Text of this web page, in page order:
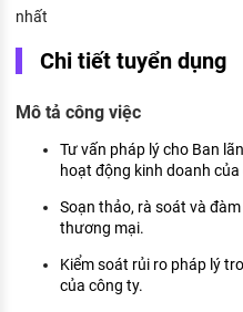
KHÁM PHÁ NGHỀ NGHIỆP
Kỹ năng nghề nghiệp
HƯỚNG NGHIỆP VIỆC LÀM
Đặc trưng từng nghề
Xu hướng việc làm
nhất
Chi tiết tuyển dụng
Mô tả công việc
Tư vấn pháp lý cho Ban
hoạt động kinh doanh của
Soạn thảo, rà soát và
thương mại.
Kiểm soát rủi ro pháp lý
của công ty.